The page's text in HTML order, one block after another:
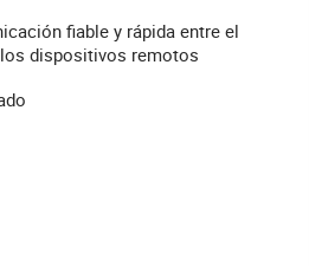
fiable y rápida entre el
dispositivos remotos